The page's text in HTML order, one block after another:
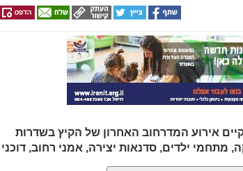
מהשעה 19:00 יתקיים אירוע המדרחוב האחרון של הקיץ בשדרות
מתחמי ילדים, סדנאות יצירה, אמני רחוב, דוכני